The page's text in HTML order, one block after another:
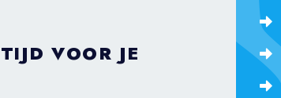
VOOR JE